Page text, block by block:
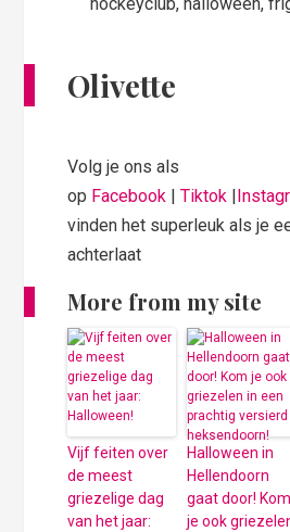
Olivette
Volg je ons als
op Facebook |Tiktok |
vinden het superleuk als je
achterlaat
More from my site
Vijf feiten over
de meest
griezelige dag
van het jaar:
Halloween in
Hellendoorn
gaat door! Kom
je ook